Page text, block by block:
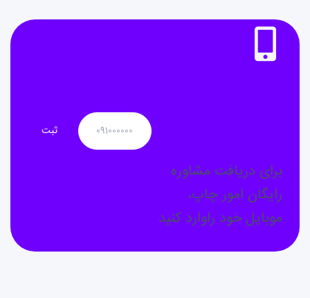
برای دریافت مشاوره
رایگان امور چاپ،
موبایل خود راوارد کنید